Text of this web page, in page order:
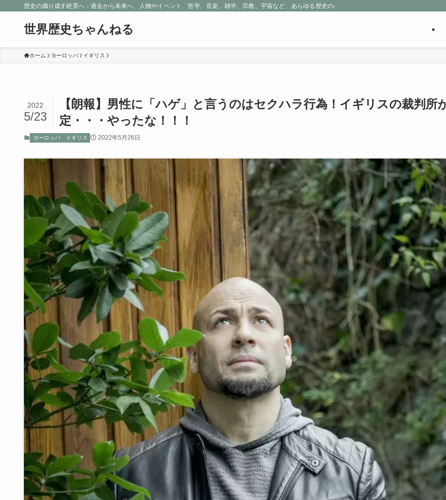
歴史の織り成す絶景へ：過去から未来へ、人物やイベント、哲学、音楽、雑学、宗教、宇宙など、あらゆる歴史の産物に包まれる魅惑の世界を探求しよ
世界歴史ちゃんねる
ホーム ヨーロッパ イギリス
【朗報】男性に「ハゲ」と言うのはセクハラ行為！イギリスの裁判所
定・・・やったな！！！
2022
5/23
ヨーロッパ イギリス 2022年5月26日